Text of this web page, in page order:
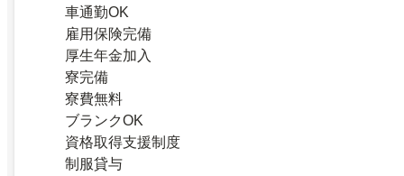
車通勤OK
雇用保険完備
厚生年金加入
寮完備
寮費無料
ブランクOK
資格取得支援制度
制服貸与